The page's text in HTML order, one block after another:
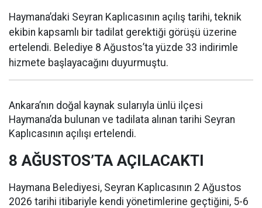
Haymana’daki Seyran Kaplıcasının açılış tarihi, teknik
ekibin kapsamlı bir tadilat gerektiği görüşü üzerine
ertelendi. Belediye 8 Ağustos’ta yüzde 33 indirimle
hizmete başlayacağını duyurmuştu.
Ankara’nın doğal kaynak sularıyla ünlü ilçesi
Haymana’da bulunan ve tadilata alınan tarihi Seyran
Kaplıcasının açılışı ertelendi.
8 AĞUSTOS’TA AÇILACAKTI
Haymana Belediyesi, Seyran Kaplıcasının 2 Ağustos
2026 tarihi itibariyle kendi yönetimlerine geçtiğini, 5-6